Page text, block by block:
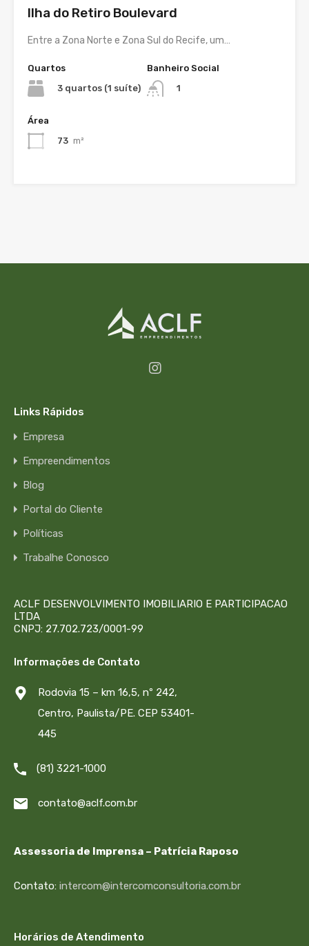
Ilha do Retiro Boulevard
Entre a Zona Norte e Zona Sul do Recife, um…
Quartos
3 quartos (1 suíte)
Banheiro Social
1
Área
73 m²
Links Rápidos
Empresa
Empreendimentos
Blog
Portal do Cliente
Políticas
Trabalhe Conosco
ACLF DESENVOLVIMENTO IMOBILIARIO E PARTICIPACAO
LTDA
CNPJ: 27.702.723/0001-99
Informações de Contato
Rodovia 15 – km 16,5, nº 242,
Centro, Paulista/PE. CEP 53401-
445
(81) 3221-1000
contato@aclf.com.br
Assessoria de Imprensa – Patrícia Raposo
Contato: intercom@intercomconsultoria.com.br
Horários de Atendimento